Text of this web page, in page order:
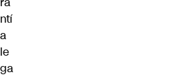
ntí
a
le
ga